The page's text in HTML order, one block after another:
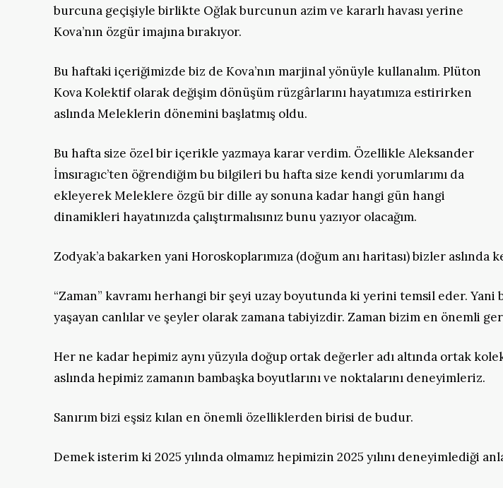
burcuna geçişiyle birlikte Oğlak burcunun azim ve kararlı havası yerine
Kova’nın özgür imajına bırakıyor.
Bu haftaki içeriğimizde biz de Kova’nın marjinal yönüyle kullanalım. Plüton
Kova Kolektif olarak değişim dönüşüm rüzgârlarını hayatımıza estirirken
aslında Meleklerin dönemini başlatmış oldu.
Bu hafta size özel bir içerikle yazmaya karar verdim. Özellikle Aleksander
İmsıragıc’ten öğrendiğim bu bilgileri bu hafta size kendi yorumlarımı da
ekleyerek Meleklere özgü bir dille ay sonuna kadar hangi gün hangi
dinamikleri hayatınızda çalıştırmalısınız bunu yazıyor olacağım.
Zodyak’a bakarken yani Horoskoplarımıza (doğum anı haritası) bizler aslında
“Zaman” kavramı herhangi bir şeyi uzay boyutunda ki yerini temsil eder.
yaşayan canlılar ve şeyler olarak zamana tabiyizdir. Zaman bizim en önemli
Her ne kadar hepimiz aynı yüzyıla doğup ortak değerler adı altında ortak
aslında hepimiz zamanın bambaşka boyutlarını ve noktalarını deneyimleriz.
Sanırım bizi eşsiz kılan en önemli özelliklerden birisi de budur.
Demek isterim ki 2025 yılında olmamız hepimizin 2025 yılını deneyimlediği